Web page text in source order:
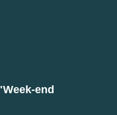
end